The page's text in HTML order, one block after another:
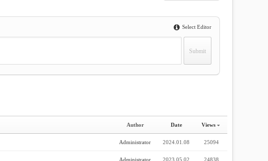
Select Editor
Author Date Views
Administrator 2024.01.08 25094
Administrator 2023.05.02 24838